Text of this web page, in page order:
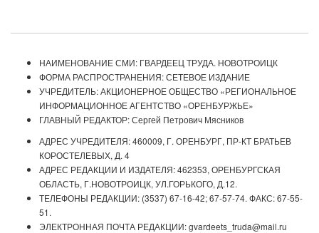
НАИМЕНОВАНИЕ СМИ: ГВАРДЕЕЦ ТРУДА. НОВОТРОИЦК
ФОРМА РАСПРОСТРАНЕНИЯ: СЕТЕВОЕ ИЗДАНИЕ
УЧРЕДИТЕЛЬ: АКЦИОНЕРНОЕ ОБЩЕСТВО «РЕГИОНАЛЬНОЕ
ИНФОРМАЦИОННОЕ АГЕНТСТВО «ОРЕНБУРЖЬЕ»
ГЛАВНЫЙ РЕДАКТОР: Сергей Петрович Мясников
АДРЕС УЧРЕДИТЕЛЯ: 460009, Г. ОРЕНБУРГ, ПР-КТ БРАТЬЕВ
КОРОСТЕЛЕВЫХ, Д. 4
АДРЕС РЕДАКЦИИ И ИЗДАТЕЛЯ: 462353, ОРЕНБУРГСКАЯ
ОБЛАСТЬ, Г.НОВОТРОИЦК, УЛ.ГОРЬКОГО, Д.12.
ТЕЛЕФОНЫ РЕДАКЦИИ: (3537) 67-16-42; 67-57-74. ФАКС: 67-55-
51.
ЭЛЕКТРОННАЯ ПОЧТА РЕДАКЦИИ: gvardeets_truda@mail.ru